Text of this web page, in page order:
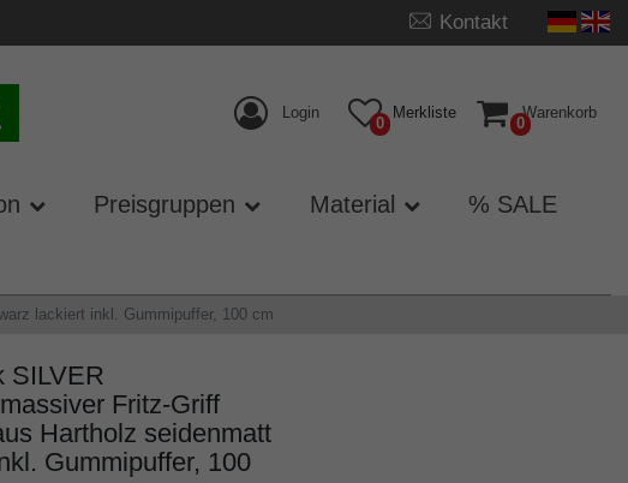
Kontakt
Login
0
Merkliste
0
Warenkorb
Preisgruppen Material % SALE
lackiert inkl. Gummipuffer, 100 cm
SILVER
Fritz-Griff
Hartholz seidenmatt
Gummipuffer, 100